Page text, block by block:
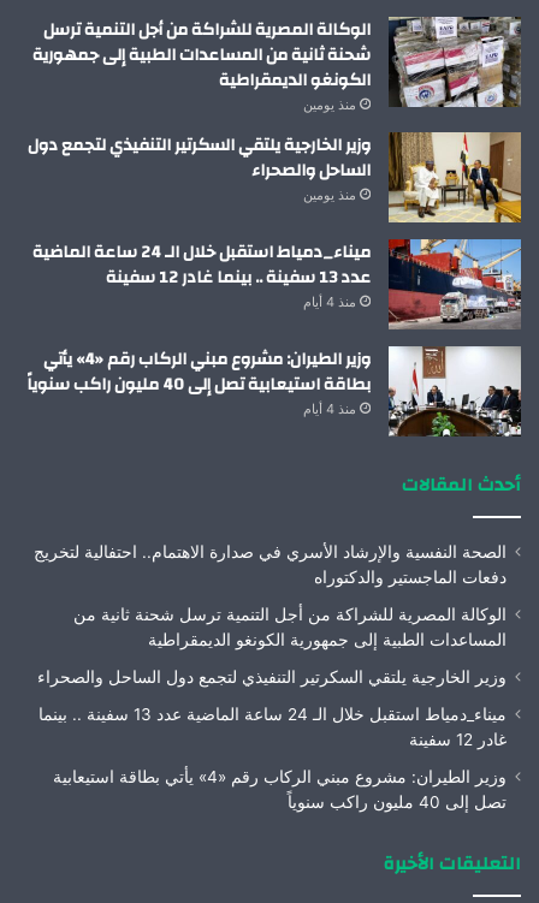
الوكالة المصرية للشراكة من أجل التنمية ترسل
شحنة ثانية من المساعدات الطبية إلى جمهورية
الكونغو الديمقراطية
منذ يومين
وزير الخارجية يلتقي السكرتير التنفيذي لتجمع دول
الساحل والصحراء
منذ يومين
ميناء_دمياط استقبل خلال الـ 24 ساعة الماضية
عدد 13 سفينة .. بينما غادر 12 سفينة
منذ 4 أيام
وزير الطيران: مشروع مبني الركاب رقم «4» يأتي
بطاقة استيعابية تصل إلى 40 مليون راكب سنوياً
منذ 4 أيام
أحدث المقالات
الصحة النفسية والإرشاد الأسري في صدارة الاهتمام.. احتفالية لتخريج
دفعات الماجستير والدكتوراه
الوكالة المصرية للشراكة من أجل التنمية ترسل شحنة ثانية من
المساعدات الطبية إلى جمهورية الكونغو الديمقراطية
وزير الخارجية يلتقي السكرتير التنفيذي لتجمع دول الساحل والصحراء
ميناء_دمياط استقبل خلال الـ 24 ساعة الماضية عدد 13 سفينة .. بينما
غادر 12 سفينة
وزير الطيران: مشروع مبني الركاب رقم «4» يأتي بطاقة استيعابية
تصل إلى 40 مليون راكب سنوياً
التعليقات الأخيرة